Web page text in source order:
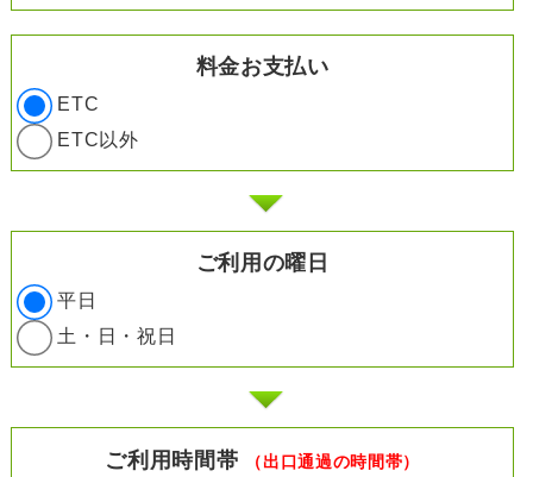
料金お支払い
ETC
ETC以外
ご利用の曜日
平日
土・日・祝日
ご利用時間帯 （出口通過の時間帯）